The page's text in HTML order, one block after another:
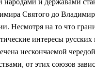
народами и державами
Святого до
Несмотря на то что
интересы
нескончаемой
от этих союзов